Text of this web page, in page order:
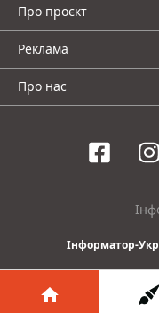
Про проєкт
Реклама
Про нас
Інформатор-
©